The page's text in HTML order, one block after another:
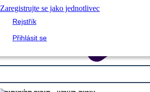
Zaregistrujte se jako jednotlivec
Rejstřík
Přihlásit se